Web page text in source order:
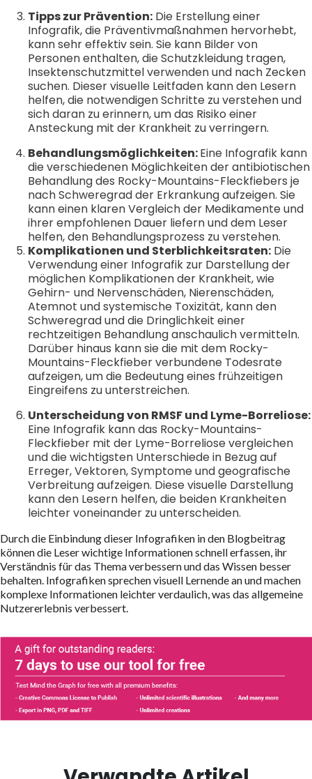
Tipps zur Prävention: Die Erstellung einer
Infografik, die Präventivmaßnahmen hervorhebt,
kann sehr effektiv sein. Sie kann Bilder von
Personen enthalten, die Schutzkleidung tragen,
Insektenschutzmittel verwenden und nach Zecken
suchen. Dieser visuelle Leitfaden kann den Lesern
helfen, die notwendigen Schritte zu verstehen und
sich daran zu erinnern, um das Risiko einer
Ansteckung mit der Krankheit zu verringern.
Behandlungsmöglichkeiten:Eine Infografik kann
die verschiedenen Möglichkeiten der antibiotischen
Behandlung des Rocky-Mountains-Fleckfiebers je
nach Schweregrad der Erkrankung aufzeigen. Sie
kann einen klaren Vergleich der Medikamente und
ihrer empfohlenen Dauer liefern und dem Leser
helfen, den Behandlungsprozess zu verstehen.
Komplikationen und Sterblichkeitsraten: Die
Verwendung einer Infografik zur Darstellung der
möglichen Komplikationen der Krankheit, wie
Gehirn- und Nervenschäden, Nierenschäden,
Atemnot und systemische Toxizität, kann den
Schweregrad und die Dringlichkeit einer
rechtzeitigen Behandlung anschaulich vermitteln.
Darüber hinaus kann sie die mit dem Rocky-
Mountains-Fleckfieber verbundene Todesrate
aufzeigen, um die Bedeutung eines frühzeitigen
Eingreifens zu unterstreichen.
Unterscheidung von RMSF und Lyme-Borreliose:
Eine Infografik kann das Rocky-Mountains-
Fleckfieber mit der Lyme-Borreliose vergleichen
und die wichtigsten Unterschiede in Bezug auf
Erreger, Vektoren, Symptome und geografische
Verbreitung aufzeigen. Diese visuelle Darstellung
kann den Lesern helfen, die beiden Krankheiten
leichter voneinander zu unterscheiden.
Durch die Einbindung dieser Infografiken in den Blogbeitrag
können die Leser wichtige Informationen schnell erfassen, ihr
Verständnis für das Thema verbessern und das Wissen besser
behalten. Infografiken sprechen visuell Lernende an und machen
komplexe Informationen leichter verdaulich, was das allgemeine
Nutzererlebnis verbessert.